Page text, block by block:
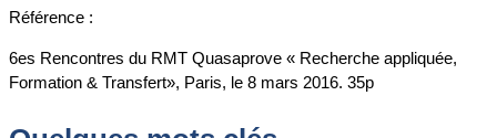
Référence :
6es Rencontres du RMT Quasaprove « Recherche appliquée,
Formation & Transfert», Paris, le 8 mars 2016. 35p